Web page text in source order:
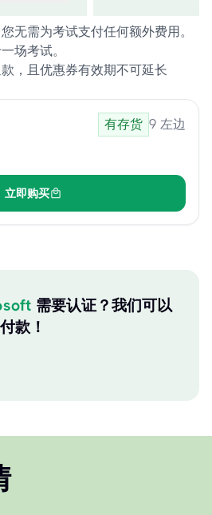
无需为考试支付任何额外费用。
场考试。
，且优惠券有效期不可延长
有存货 9 左边
立即购买
需要认证？我们可以
款！